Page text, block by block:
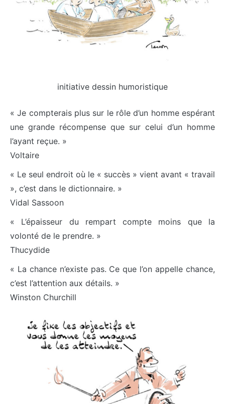
initiative dessin humoristique
« Je compterais plus sur le rôle d’un homme espérant
une grande récompense que sur celui d’un homme
l’ayant reçue. »
Voltaire
« Le seul endroit où le « succès » vient avant « travail
», c’est dans le dictionnaire. »
Vidal Sassoon
« L’épaisseur du rempart compte moins que la
volonté de le prendre. »
Thucydide
« La chance n’existe pas. Ce que l’on appelle chance,
c’est l’attention aux détails. »
Winston Churchill